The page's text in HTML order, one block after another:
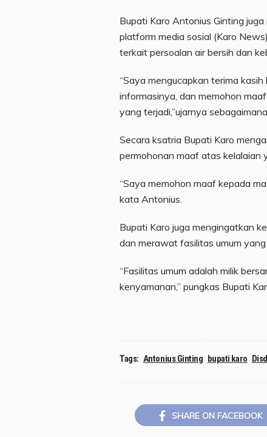
Bupati Karo Antonius Ginting
platform media sosial (Karo
terkait persoalan air bersih dan
“Saya mengucapkan terima
informasinya, dan memohon
yang terjadi,”ujarnya
Secara ksatria Bupati Karo
permohonan maaf atas kelalaian
“Saya memohon maaf kepada
kata Antonius.
Bupati Karo juga mengingatkan
dan merawat fasilitas umum
“Fasilitas umum adalah milik
kenyamanan,” pungkas Bupati
Tags: Antonius Ginting bupati karo
SHARE ON FACEBOOK